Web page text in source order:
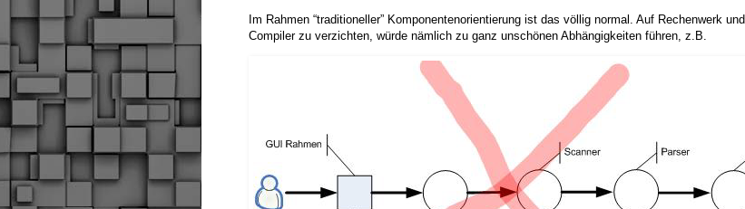
Im Rahmen “traditioneller” Komponentenorientierung ist das völlig normal. Auf Rechenwerk und
Compiler zu verzichten, würde nämlich zu ganz unschönen Abhängigkeiten führen, z.B.